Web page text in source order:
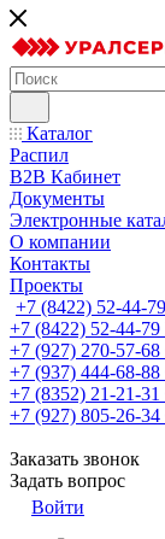
Каталог
Распил
B2B Кабинет
Документы
Электронные
О компании
Контакты
Проекты
+7 (8422) 52-44-79
+7 (8422) 52-44-79
+7 (927) 270-57-68
+7 (937) 444-68-88
+7 (8352) 21-21-31
+7 (927) 805-26-34
Заказать звонок
Задать вопрос
Войти